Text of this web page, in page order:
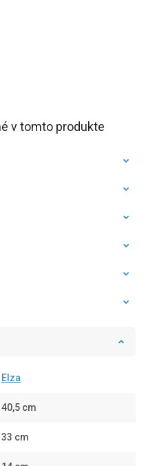
v tomto produkte
Elza
40,5 cm
33 cm